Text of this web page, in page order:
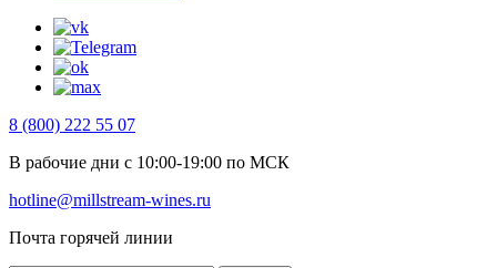
8 (800) 222 55 07
В рабочие дни с 10:00-19:00 по МСК
hotline@millstream-wines.ru
Почта горячей линии